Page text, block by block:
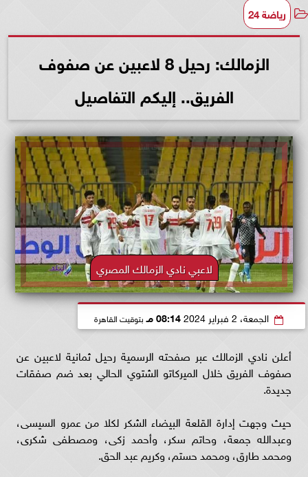
رياضة 24
الزمالك: رحيل 8 لاعبين عن صفوف
الفريق.. إليكم التفاصيل
لاعبي نادي الزمالك المصري
الجمعة، 2 فبراير 2024 08:14 مـ بتوقيت القاهرة
أعلن نادي الزمالك عبر صفحته الرسمية رحيل ثمانية لاعبين عن
صفوف الفريق خلال الميركاتو الشتوي الحالي بعد ضم صفقات
جديدة.
حيث وجهت إدارة القلعة البيضاء الشكر لكلا من عمرو السيسى،
وعبدالله جمعة، وحاتم سكر، وأحمد زكى، ومصطفى شكرى،
ومحمد طارق، ومحمد حستم، وكريم عبد الحق.